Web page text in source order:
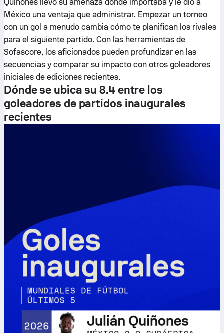
México una ventaja que administrar. Empezar un torneo
con un gol a menudo cambia cómo te planifican los rivales
para el siguiente partido. Con las herramientas de
Sofascore, los aficionados pueden profundizar en las
secuencias y comparar su impacto con otros goleadores
iniciales de ediciones recientes.
Dónde se ubica su 8.4 entre los
goleadores de partidos inaugurales
recientes